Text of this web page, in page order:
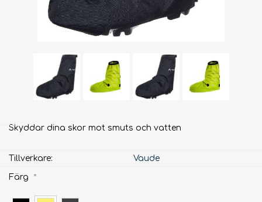
Skyddar dina skor mot smuts och vatten
Tillverkare: Vaude
Färg *